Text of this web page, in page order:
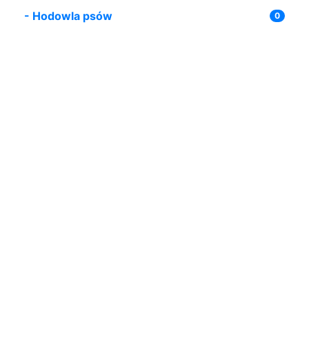
- Hodowla psów 0